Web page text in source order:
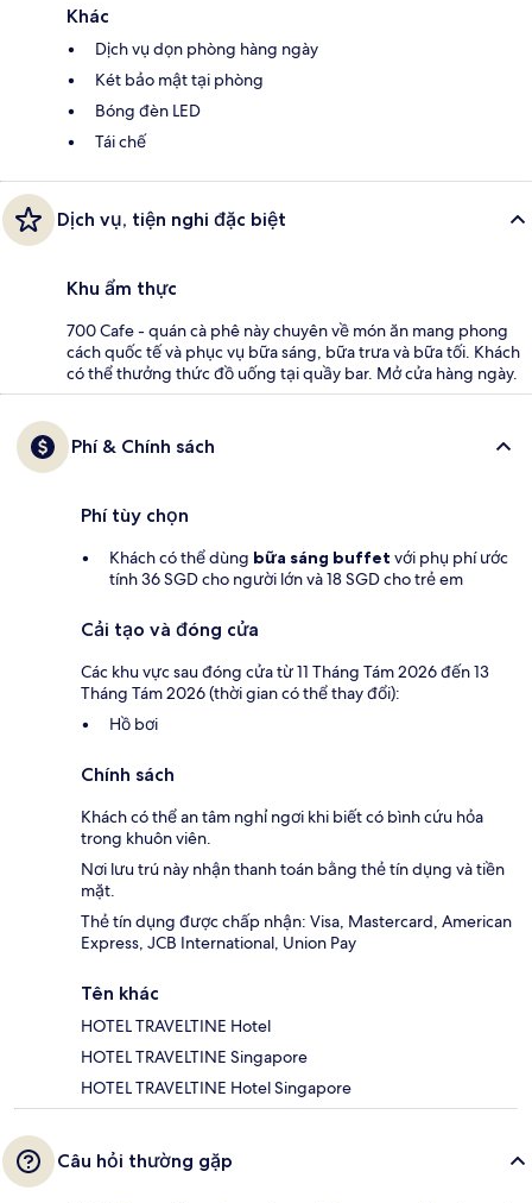
Khác
Dịch vụ dọn phòng hàng ngày
Két bảo mật tại phòng
Bóng đèn LED
Tái chế
Dịch vụ, tiện nghi đặc biệt
Khu ẩm thực
700 Cafe - quán cà phê này chuyên về món ăn mang phong
cách quốc tế và phục vụ bữa sáng, bữa trưa và bữa tối. Khách
có thể thưởng thức đồ uống tại quầy bar. Mở cửa hàng ngày.
Phí & Chính sách
Phí tùy chọn
Khách có thể dùng bữa sáng buffet với phụ phí ước
tính 36 SGD cho người lớn và 18 SGD cho trẻ em
Cải tạo và đóng cửa
Các khu vực sau đóng cửa từ 11 Tháng Tám 2026 đến 13
Tháng Tám 2026 (thời gian có thể thay đổi):
Hồ bơi
Chính sách
Khách có thể an tâm nghỉ ngơi khi biết có bình cứu hỏa
trong khuôn viên.
Nơi lưu trú này nhận thanh toán bằng thẻ tín dụng và tiền
mặt.
Thẻ tín dụng được chấp nhận: Visa, Mastercard, American
Express, JCB International, Union Pay
Tên khác
HOTEL TRAVELTINE Hotel
HOTEL TRAVELTINE Singapore
HOTEL TRAVELTINE Hotel Singapore
Câu hỏi thường gặp